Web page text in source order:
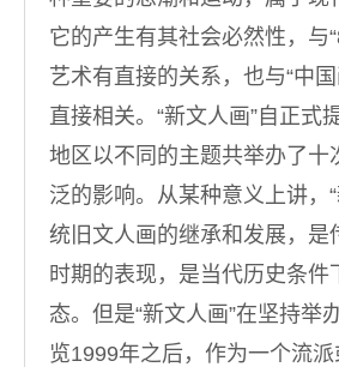
它的产生有其社会必然性，与
艺术有直接的关系，也与“中
直接相关。“新文人画”自正式
地区以不同的主题共举办了十
泛的影响。从某种意义上讲，
统旧文人画的继承和发展，是
时期的表现，是当代历史条件
态。但是“新文人画”在坚持举
览1999年之后，作为一个流